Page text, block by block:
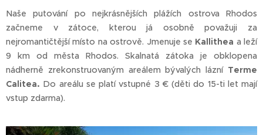
Naše putování po nejkrásnějších plážích ostrova Rhodos
začneme v zátoce, kterou já osobně považuji za
nejromantičtější místo na ostrově. Jmenuje se Kallithea a leží
9 km od města Rhodos. Skalnatá zátoka je obklopena
nádherně zrekonstruovaným areálem bývalých lázní Terme
Calitea. Do areálu se platí vstupné 3 € (děti do 15-ti let mají
vstup zdarma).